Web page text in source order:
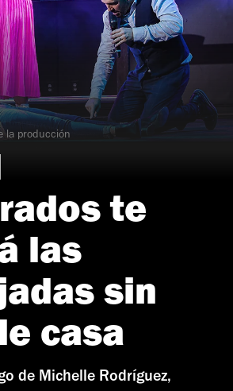
la producción
te
las
sin
casa
de Michelle Rodríguez,